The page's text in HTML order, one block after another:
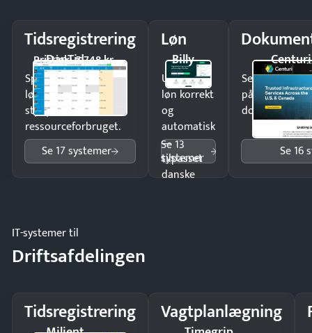
Tidsregistrering
DanTid
Pristjek: 5.748 kr
Spar tid på
lønberegning og få
styr på
ressourceforbruget.
Se 17 systemer
Løn
Billy
Udbetal
løn korrekt
og
automatisk
—
tilpasset
danske
Se 13
systemer
Centuri
Send
på minutter
dokumenter.
Se 16
IT-systemer til
Driftsafdelingen
Tidsregistrering Vagtplanlægning